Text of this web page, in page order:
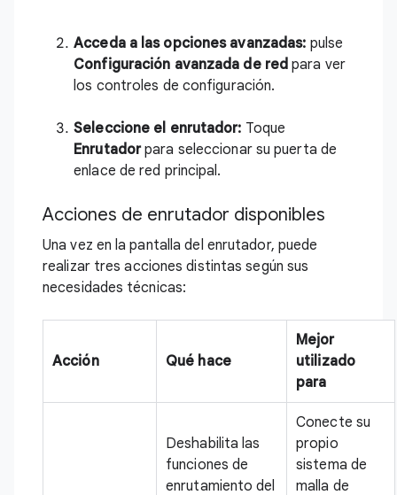
Acceda a las opciones avanzadas: pulse
Configuración avanzada de red para ver
los controles de configuración.
Seleccione el enrutador: Toque
Enrutadorpara seleccionar su puerta de
enlace de red principal.
Acciones de enrutador disponibles
Una vez en la pantalla del enrutador, puede
realizar tres acciones distintas según sus
necesidades técnicas:
Acción Qué hace
Mejor
utilizado
para
Deshabilita las
funciones de
enrutamiento del
Conecte su
propio
sistema de
malla de